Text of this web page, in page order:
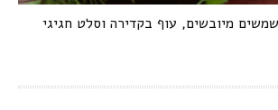
מיובשים, עוף בקדירה וסלט חגיגי